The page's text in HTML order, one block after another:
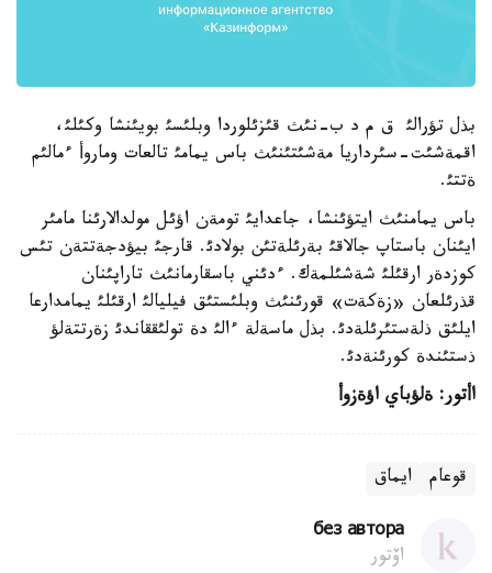
بذل تؤرالئ ق م د ب-نئث قئزئلوردا وبلئسئ بويئنشا وكئلئ،
اقمةشئت-سئرداريا مةشئتئنئث باس يمامئ تالعات وماروأ ءمالئم
ةتتئ.
باس يمامنئث ايتؤئنشا، جاعدايئ تومةن اؤئل مولدالارئنا مامئر
ايئنان باستاپ جالاقئ بةرئلةتئن بولادئ. قارجئ بيؤدجةتتةن تئس
كوزدةر ارقئلئ شةشئلمةك. ءدئني باسقارمانئث تاراپئنان
قذرئلعان «زةكةت» قورئنئث وبلئستئق فيليالئ ارقئلئ يمامدارعا
ايلئق ذلةستئرئلةدئ. بذل ماسةلة ءالئ دة تولئققاندئ زةرتتةلؤ
ذستئندة كورئنةدئ.
اأتور: ةلؤباي اؤةزوأ
قوعام ايماق
без автора
اۆتور